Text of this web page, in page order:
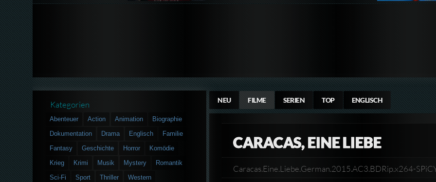
NEU FILME SERIEN TOP ENGLISCH
CARACAS, EINE LIEBE
Caracas.Eine.Liebe.German.2015.AC3.BDRip.x264-
Kategorien
Abenteuer Action Animation
Biographie
Dokumentation
Drama Englisch
Familie
Fantasy
Geschichte Horror
Komödie
Krieg
Krimi Musik Mystery
Romantik
Sci-Fi
Sport Thriller
Western